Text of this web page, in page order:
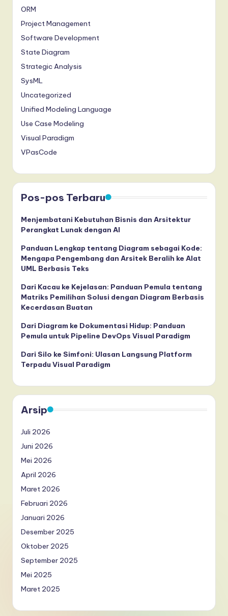
ORM
Project Management
Software Development
State Diagram
Strategic Analysis
SysML
Uncategorized
Unified Modeling Language
Use Case Modeling
Visual Paradigm
VPasCode
Pos-pos Terbaru
Menjembatani Kebutuhan Bisnis dan Arsitektur
Perangkat Lunak dengan AI
Panduan Lengkap tentang Diagram sebagai Kode:
Mengapa Pengembang dan Arsitek Beralih ke Alat
UML Berbasis Teks
Dari Kacau ke Kejelasan: Panduan Pemula tentang
Matriks Pemilihan Solusi dengan Diagram Berbasis
Kecerdasan Buatan
Dari Diagram ke Dokumentasi Hidup: Panduan
Pemula untuk Pipeline DevOps Visual Paradigm
Dari Silo ke Simfoni: Ulasan Langsung Platform
Terpadu Visual Paradigm
Arsip
Juli 2026
Juni 2026
Mei 2026
April 2026
Maret 2026
Februari 2026
Januari 2026
Desember 2025
Oktober 2025
September 2025
Mei 2025
Maret 2025